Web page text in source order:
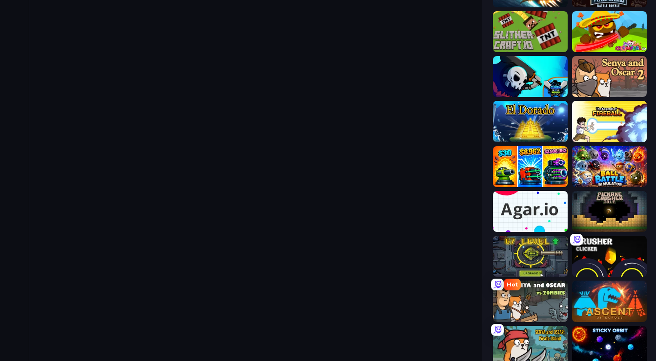
Netquel WarCall.io
SlitherCraft.io Chompers.io
Clash of Skulls Senya and Oscar 2
El Dorado Lite Legend Of Fireball
Pumpkin Defense: Merge Cannon Ball Battle Simulator
Agar.io Pickaxe Crusher Idle
Tank Evolution Crusher Clicker
Hot
Senya and Oscar vs Zombies Ascent of Echoes